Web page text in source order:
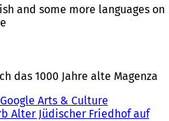
e
i
e
m
f
n
i
n
f
i
e
i
and some more languages on
das 1000 Jahre alte Magenza
Arts & Culture
Ö
Alter Jüdischer Friedhof auf